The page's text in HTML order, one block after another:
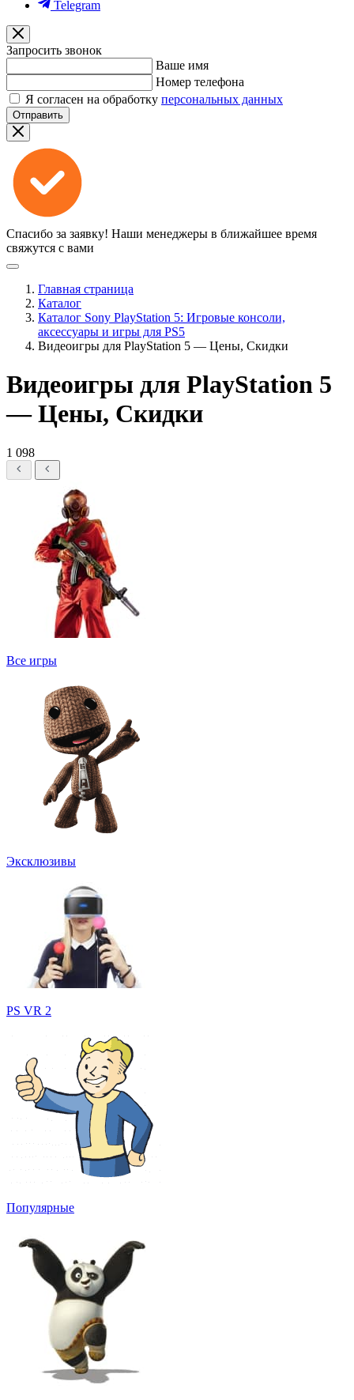
Telegram
Запросить звонок
Ваше имя
Номер телефона
Я согласен на обработку персональных данных
Отправить
Спасибо за заявку! Наши менеджеры в ближайшее время
свяжутся с вами
Главная страница
Каталог
Каталог Sony PlayStation 5: Игровые консоли,
аксессуары и игры для PS5
Видеоигры для PlayStation 5 — Цены, Скидки
Видеоигры для PlayStation 5
— Цены, Скидки
1 098
Все игры
Эксклюзивы
PS VR 2
Популярные